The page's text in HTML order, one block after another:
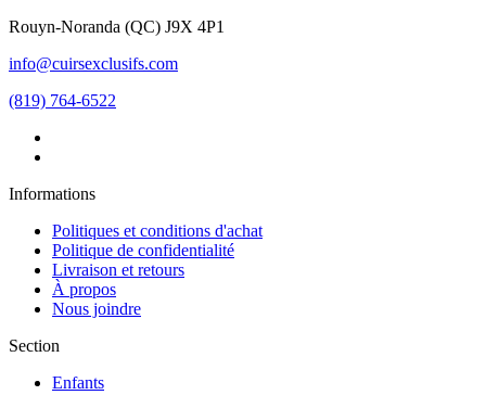
Rouyn-Noranda (QC) J9X 4P1
info@cuirsexclusifs.com
(819) 764-6522
Informations
Politiques et conditions d'achat
Politique de confidentialité
Livraison et retours
À propos
Nous joindre
Section
Enfants